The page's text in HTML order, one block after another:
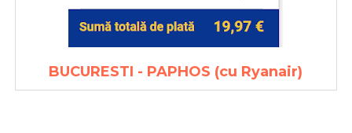
BUCURESTI - PAPHOS (cu Ryanair)